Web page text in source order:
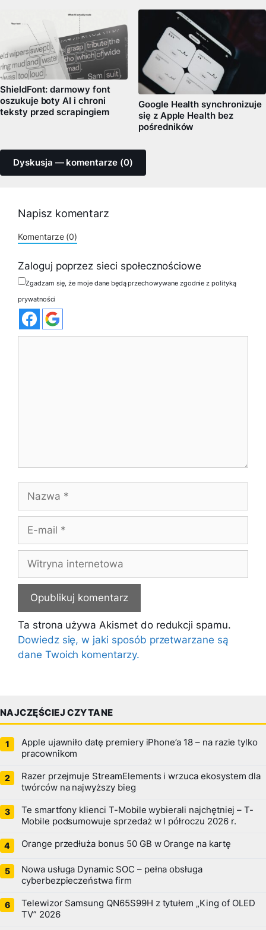
ShieldFont: darmowy font
oszukuje boty AI i chroni
teksty przed scrapingiem
Google Health synchronizuje
się z Apple Health bez
pośredników
Dyskusja — komentarze (0)
Napisz komentarz
Komentarze (0)
Zaloguj poprzez sieci społecznościowe
Zgadzam się, że moje dane będą przechowywane zgodnie z polityką
prywatności
Nazwa
Witryna
internetowa
Ta strona używa Akismet do redukcji spamu.
Dowiedz się, w jaki sposób przetwarzane są
dane Twoich komentarzy.
NAJCZĘŚCIEJ CZYTANE
Apple ujawniło datę premiery iPhone’a 18 – na razie tylko
pracownikom
Razer przejmuje StreamElements i wrzuca ekosystem dla
twórców na najwyższy bieg
Te smartfony klienci T-Mobile wybierali najchętniej – T-
Mobile podsumowuje sprzedaż w I półroczu 2026 r.
Orange przedłuża bonus 50 GB w Orange na kartę
Nowa usługa Dynamic SOC – pełna obsługa
cyberbezpieczeństwa firm
Telewizor Samsung QN65S99H z tytułem „King of OLED
TV” 2026